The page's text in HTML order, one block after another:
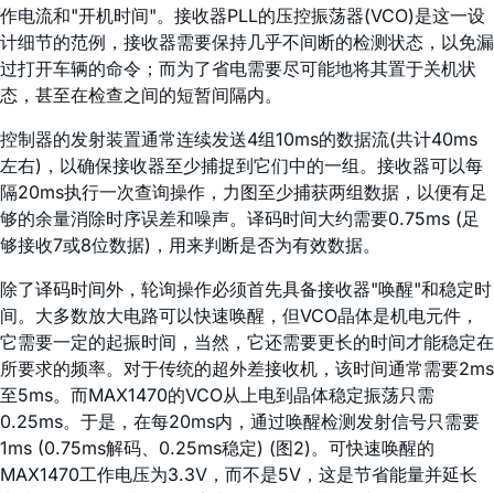
作电流和"开机时间"。接收器PLL的压控振荡器(VCO)是这一设
计细节的范例，接收器需要保持几乎不间断的检测状态，以免漏
过打开车辆的命令；而为了省电需要尽可能地将其置于关机状
态，甚至在检查之间的短暂间隔内。
控制器的发射装置通常连续发送4组10ms的数据流(共计40ms
左右)，以确保接收器至少捕捉到它们中的一组。接收器可以每
隔20ms执行一次查询操作，力图至少捕获两组数据，以便有足
够的余量消除时序误差和噪声。译码时间大约需要0.75ms (足
够接收7或8位数据)，用来判断是否为有效数据。
除了译码时间外，轮询操作必须首先具备接收器"唤醒"和稳定时
间。大多数放大电路可以快速唤醒，但VCO晶体是机电元件，
它需要一定的起振时间，当然，它还需要更长的时间才能稳定在
所要求的频率。对于传统的超外差接收机，该时间通常需要2ms
至5ms。而MAX1470的VCO从上电到晶体稳定振荡只需
0.25ms。于是，在每20ms内，通过唤醒检测发射信号只需要
1ms (0.75ms解码、0.25ms稳定) (图2)。可快速唤醒的
MAX1470工作电压为3.3V，而不是5V，这是节省能量并延长